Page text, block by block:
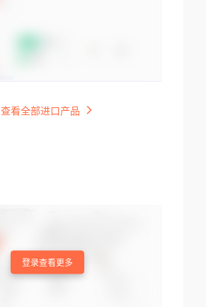
查看全部进口产品
登录查看更多